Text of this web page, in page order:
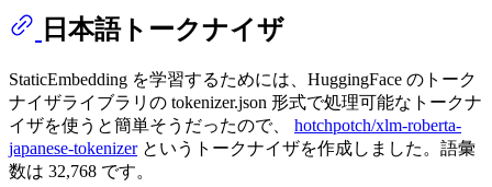
日本語トークナイザ
StaticEmbedding を学習するためには、HuggingFace のトーク
ナイザライブラリの tokenizer.json 形式で処理可能なトークナ
イザを使うと簡単そうだったので、 hotchpotch/xlm-roberta-
japanese-tokenizerというトークナイザを作成しました。語彙
数は 32,768 です。